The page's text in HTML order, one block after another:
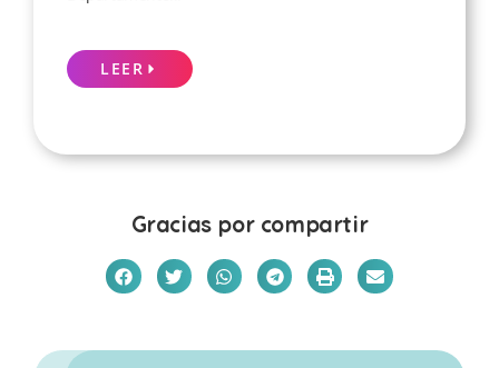
LEER
Gracias por compartir